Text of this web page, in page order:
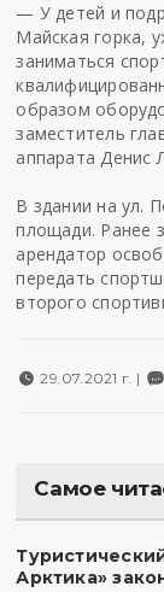
— У детей и
Майская горка,
заниматься
образом
заместитель
аппарата Денис
В здании на ул.
площади. Ранее
арендатор
передать
второго
29.07.2021 г. |
Самое
Арктика»